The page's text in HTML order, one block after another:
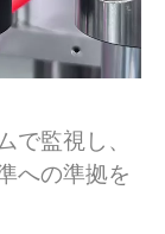
で監視し、
への準拠を